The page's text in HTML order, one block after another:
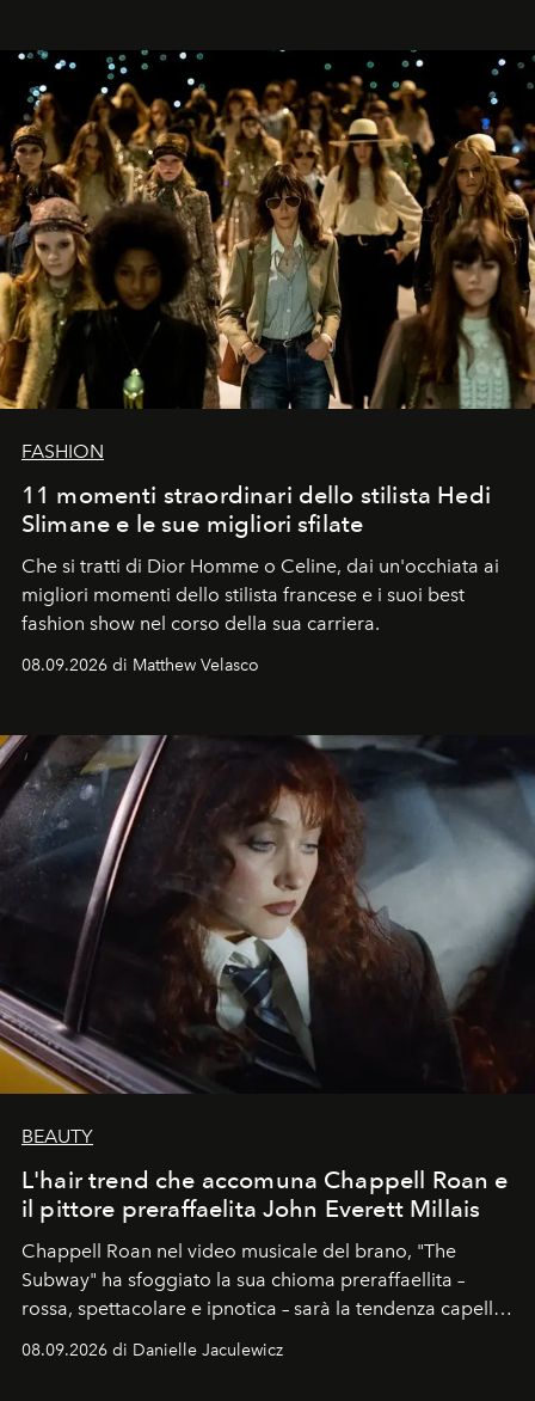
FASHION
11 momenti straordinari dello stilista Hedi
Slimane e le sue migliori sfilate
Che si tratti di Dior Homme o Celine, dai un'occhiata ai
migliori momenti dello stilista francese e i suoi best
fashion show nel corso della sua carriera.
08.09.2026 di Matthew Velasco
BEAUTY
L'hair trend che accomuna Chappell Roan e
il pittore preraffaelita John Everett Millais
Chappell Roan nel video musicale del brano, "The
Subway" ha sfoggiato la sua chioma preraffaellita –
rossa, spettacolare e ipnotica – sarà la tendenza capelli
dell'autunno?
08.09.2026 di Danielle Jaculewicz